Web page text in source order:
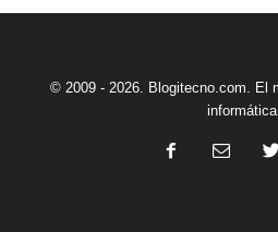
© 2009 - 2026. Blogitecno.com. El